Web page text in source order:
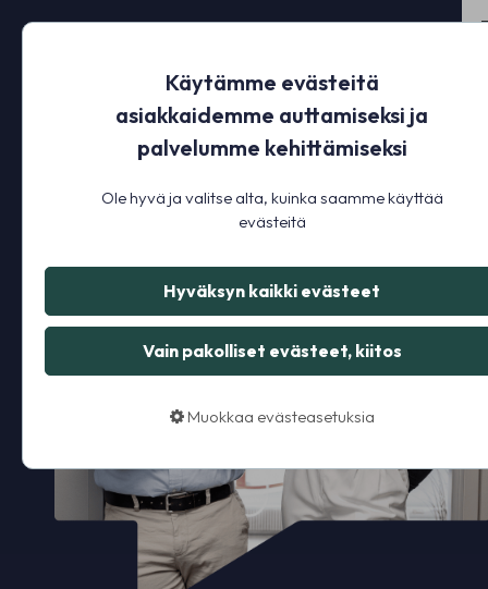
Käytämme evästeitä
asiakkaidemme auttamiseksi ja
palvelumme kehittämiseksi
Ole hyvä ja valitse alta, kuinka saamme käyttää
evästeitä
Hyväksyn kaikki evästeet
Vain pakolliset evästeet, kiitos
Muokkaa evästeasetuksia